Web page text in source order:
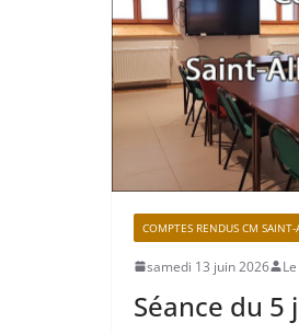
COMPTES RENDUS CM SAINT-
samedi 13 juin 2026
Séance du 5